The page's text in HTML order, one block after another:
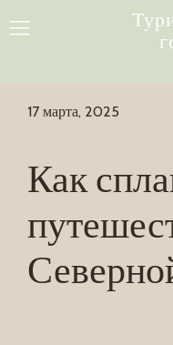
Как
17 марта, 2025